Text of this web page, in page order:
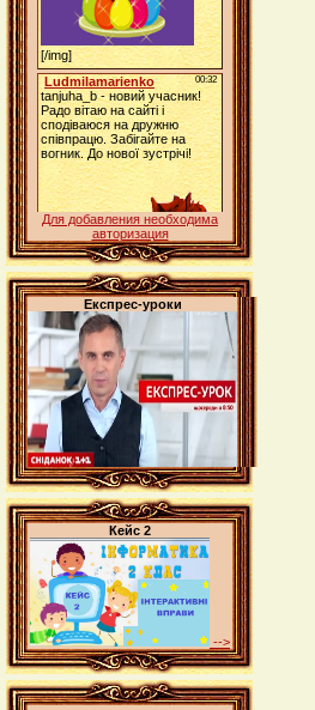
Для добавления необходима
авторизация
Експрес-уроки
Кейс 2
-->